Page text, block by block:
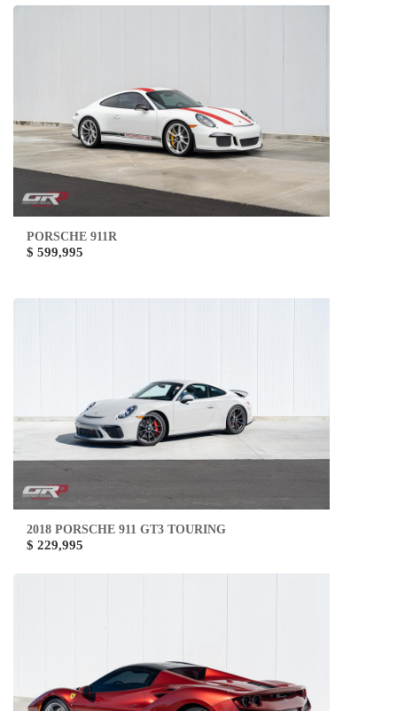
PORSCHE 911R
$ 599,995
2018 PORSCHE 911 GT3 TOURING
$ 229,995